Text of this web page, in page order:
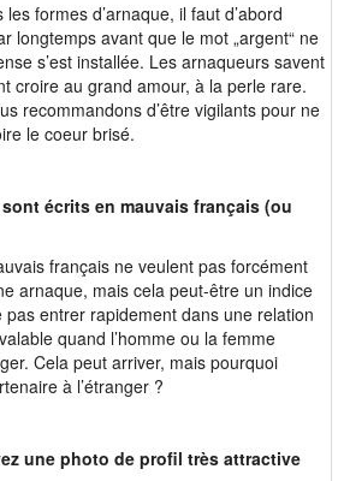
formes d’arnaque, il faut d’abord
longtemps avant que le mot „argent“ ne
s’est installée. Les arnaqueurs savent
croire au grand amour, à la perle rare.
recommandons d’être vigilants pour ne
le coeur brisé.
écrits en mauvais français (ou
français ne veulent pas forcément
arnaque, mais cela peut-être un indice
entrer rapidement dans une relation
quand l’homme ou la femme
Cela peut arriver, mais pourquoi
à l’étranger ?
une photo de profil très attractive